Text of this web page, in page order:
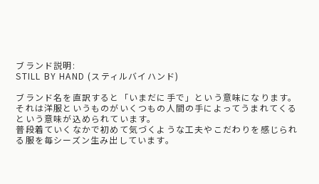
ブランド説明:
STILL BY HAND (スティルバイハンド)
ブランド名を直訳すると「いまだに手で」という意味になります。
それは洋服というものがいくつもの人間の手によってうまれてくる
という意味が込められています。
普段着ていくなかで初めて気づくような工夫やこだわりを感じられ
る服を毎シーズン生み出しています。